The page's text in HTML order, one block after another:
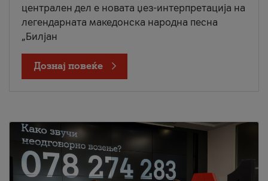
централен дел е новата џез-интерпретација на
легендарната македонска народна песна
„Билјан
Дознај повеќе